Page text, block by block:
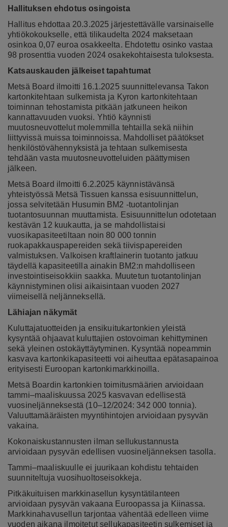
Hallituksen ehdotus osingoista
Hallitus ehdottaa 20.3.2025 järjestettävälle varsinaiselle
yhtiökokoukselle, että tilikaudelta 2024 maksetaan
osinkoa 0,07 euroa osakkeelta. Ehdotettu osinko vastaa
98 prosenttia vuoden 2024 osakekohtaisesta tuloksesta.
Katsauskauden jälkeiset tapahtumat
Metsä Board ilmoitti 16.1.2025 suunnittelevansa Takon
kartonkitehtaan sulkemista ja Kyron kartonkitehtaan
toiminnan tehostamista pitkään jatkuneen heikon
kannattavuuden vuoksi. Yhtiö käynnisti
muutosneuvottelut molemmilla tehtailla sekä niihin
liittyvissä muissa toiminnoissa. Mahdolliset päätökset
henkilöstövähennyksistä ja tehtaan sulkemisesta
tehdään vasta muutosneuvotteluiden päättymisen
jälkeen.
Metsä Board ilmoitti 6.2.2025 käynnistävänsä
yhteistyössä Metsä Tissuen kanssa esisuunnittelun,
jossa selvitetään Husumin BM2 -tuotantolinjan
tuotantosuunnan muuttamista. Esisuunnittelun odotetaan
kestävän 12 kuukautta, ja se mahdollistaisi
vuosikapasiteetiltaan noin 80 000 tonnin
ruokapakkauspapereiden sekä tiivispapereiden
valmistuksen. Valkoisen kraftlainerin tuotanto jatkuu
täydellä kapasiteetilla ainakin BM2:n mahdolliseen
investointiseisokkiin saakka. Muutetun tuotantolinjan
käynnistyminen olisi aikaisintaan vuoden 2027
viimeisellä neljänneksellä.
Lähiajan näkymät
Kuluttajatuotteiden ja ensikuitukartonkien yleistä
kysyntää ohjaavat kuluttajien ostovoiman kehittyminen
sekä yleinen ostokäyttäytyminen. Kysyntää nopeammin
kasvava kartonkikapasiteetti voi aiheuttaa epätasapainoa
erityisesti Euroopan kartonkimarkkinoilla.
Metsä Boardin kartonkien toimitusmäärien arvioidaan
tammi–maaliskuussa 2025 kasvavan edellisestä
vuosineljänneksestä (10–12/2024: 342 000 tonnia).
Valuuttamääräisten myyntihintojen arvioidaan pysyvän
vakaina.
Kokonaiskustannusten ilman sellukustannusta
arvioidaan pysyvän edellisen vuosineljänneksen tasolla.
Tammi–maaliskuulle ei juurikaan kohdistu tehtaiden
suunniteltuja vuosihuoltoseisokkeja.
Pitkäkuituisen markkinasellun kysyntätilanteen
arvioidaan pysyvän vakaana Euroopassa ja Kiinassa.
Markkinahavusellun tarjontaa vähentää edelleen viime
vuoden aikana ilmoitetut sellukapasiteetin sulkemiset ja